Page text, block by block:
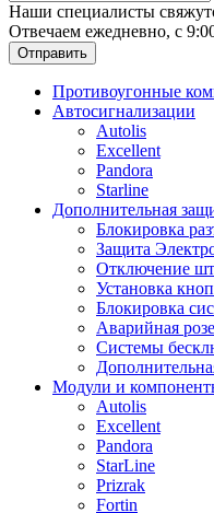
Наши специалисты
Отвечаем ежедневно, с
Отправить
Противоугонные
Автосигнализации
Autolis
Excellent
Pandora
Starline
Дополнительная
Блокировка
Защита
Отключение
Установка
Блокировка
Аварийная
Системы
Модули и
Autolis
Excellent
Pandora
StarLine
Prizrak
Fortin